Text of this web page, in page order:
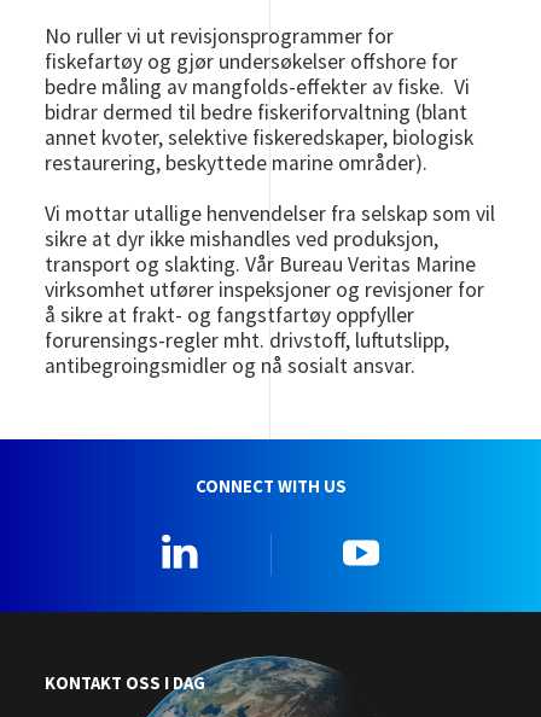
No ruller vi ut revisjonsprogrammer for
fiskefartøy og gjør undersøkelser offshore for
bedre måling av mangfolds-effekter av fiske. Vi
bidrar dermed til bedre fiskeriforvaltning (blant
annet kvoter, selektive fiskeredskaper, biologisk
restaurering, beskyttede marine områder).
Vi mottar utallige henvendelser fra selskap som vil
sikre at dyr ikke mishandles ved produksjon,
transport og slakting. Vår Bureau Veritas Marine
virksomhet utfører inspeksjoner og revisjoner for
å sikre at frakt- og fangstfartøy oppfyller
forurensings-regler mht. drivstoff, luftutslipp,
antibegroingsmidler og nå sosialt ansvar.
CONNECT WITH US
KONTAKT OSS I DAG